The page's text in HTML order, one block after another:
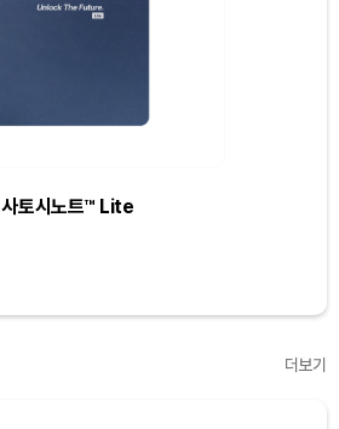
사토시노트™ Lite
더보기